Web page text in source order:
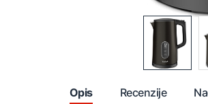
Opis Recenzije